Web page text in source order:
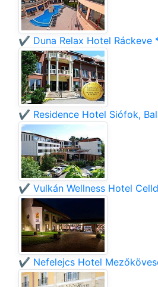
✔️ Duna Relax Hotel Ráckeve
✔️ Residence Hotel Siófok,
✔️ Vulkán Wellness Hotel
✔️ Nefelejcs Hotel